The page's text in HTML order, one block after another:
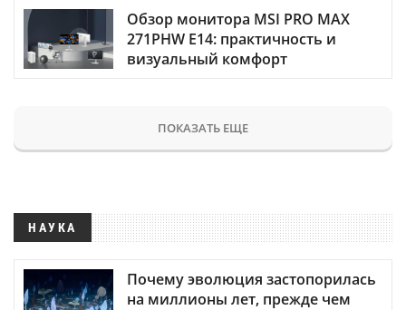
Обзор монитора MSI PRO MAX
271PHW E14: практичность и
визуальный комфорт
ПОКАЗАТЬ ЕЩЕ
НАУКА
Почему эволюция застопорилась
на миллионы лет, прежде чем